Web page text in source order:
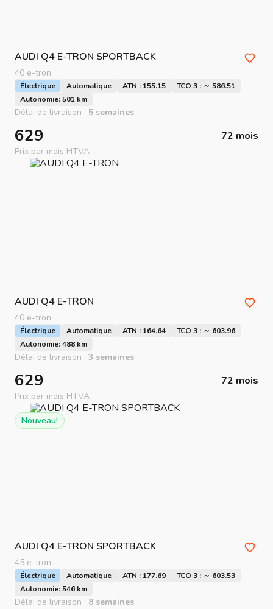
AUDI Q4 E-TRON SPORTBACK
40 e-tron
Électrique Automatique ATN : 155.15
TCO 3 : ～ 586.51
Autonomie: 501 km
Délai de livraison : 5 semaines
629 72 mois
Prix par mois HTVA
AUDI Q4 E-TRON
40 e-tron
Électrique Automatique ATN : 164.64
TCO 3 : ～ 603.96
Autonomie: 488 km
Délai de livraison : 3 semaines
629 72 mois
Prix par mois HTVA
Nouveau!
AUDI Q4 E-TRON SPORTBACK
45 e-tron
Électrique Automatique ATN : 177.69
TCO 3 : ～ 603.53
Autonomie: 546 km
Délai de livraison : 8 semaines